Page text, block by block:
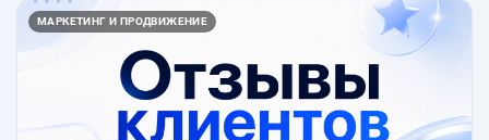
МАРКЕТИНГ И ПРОДВИЖЕНИЕ